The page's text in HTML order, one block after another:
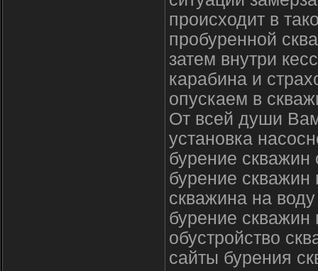
происходит в
пробуренной
затем внутри
карабина и
опускаем в
От всей души
установка
бурение скважин
бурение скважин
скважина на
бурение
обустройство
сайты бурения